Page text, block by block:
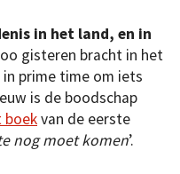
in het land, en in
gisteren bracht in het
in prime time om iets
is de boodschap
boekvan de eerste
nog moet komen’.